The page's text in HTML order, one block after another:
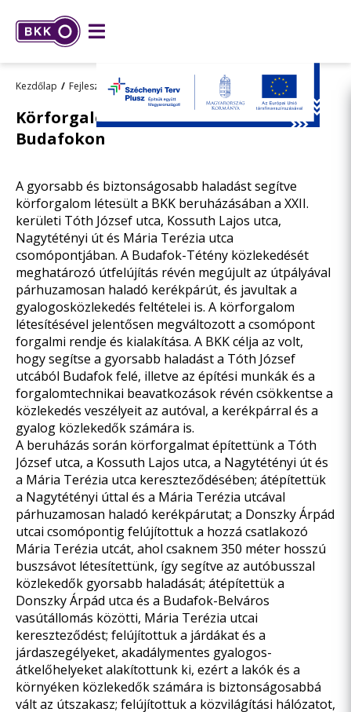
Kezdőlap Fejlesztések Összes fejlesztésünk
Körforgalom és kerékpárút épült
Budafokon
A gyorsabb és biztonságosabb haladást segítve
körforgalom létesült a BKK beruházásában a XXII.
kerületi Tóth József utca, Kossuth Lajos utca,
Nagytétényi út és Mária Terézia utca
csomópontjában. A Budafok-Tétény közlekedését
meghatározó útfelújítás révén megújult az útpályával
párhuzamosan haladó kerékpárút, és javultak a
gyalogosközlekedés feltételei is. A körforgalom
létesítésével jelentősen megváltozott a csomópont
forgalmi rendje és kialakítása. A BKK célja az volt,
hogy segítse a gyorsabb haladást a Tóth József
utcából Budafok felé, illetve az építési munkák és a
forgalomtechnikai beavatkozások révén csökkentse a
közlekedés veszélyeit az autóval, a kerékpárral és a
gyalog közlekedők számára is.
A beruházás során körforgalmat építettünk a Tóth
József utca, a Kossuth Lajos utca, a Nagytétényi út és
a Mária Terézia utca kereszteződésében; átépítettük
a Nagytétényi úttal és a Mária Terézia utcával
párhuzamosan haladó kerékpárutat; a Donszky Árpád
utcai csomópontig felújítottuk a hozzá csatlakozó
Mária Terézia utcát, ahol csaknem 350 méter hosszú
buszsávot létesítettünk, így segítve az autóbusszal
közlekedők gyorsabb haladását; átépítettük a
Donszky Árpád utca és a Budafok-Belváros
vasútállomás közötti, Mária Terézia utcai
kereszteződést; felújítottuk a járdákat és a
járdaszegélyeket, akadálymentes gyalogos-
átkelőhelyeket alakítottunk ki, ezért a lakók és a
környéken közlekedők számára is biztonságosabbá
vált az útszakasz; felújítottuk a közvilágítási hálózatot,